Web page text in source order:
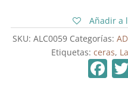
Añadir a
SKU: ALC0059 Categorías:
Etiquetas: ceras,
F